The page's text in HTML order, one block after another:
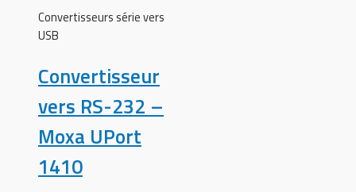
Convertisseurs série vers
USB
Convertisseur
vers RS-232 –
Moxa UPort
1410